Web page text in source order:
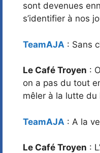
sont devenues
s’identifier à nos
TeamAJA : Sans
Le Café Troyen :
on a pas du tout
mêler à la lutte
TeamAJA : A la
Le Café Troyen :